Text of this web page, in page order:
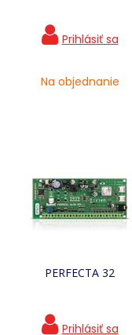
Na objednanie
PERFECTA 32